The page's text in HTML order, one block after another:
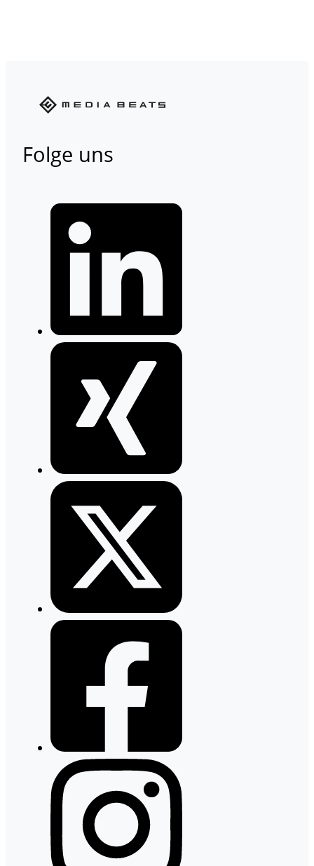
Folge uns